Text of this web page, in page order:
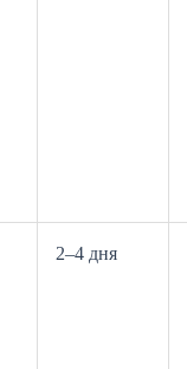
2–4 дня